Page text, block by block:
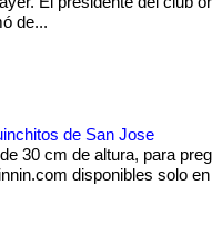
de...
de San Jose
30 cm de altura, para
disponibles solo